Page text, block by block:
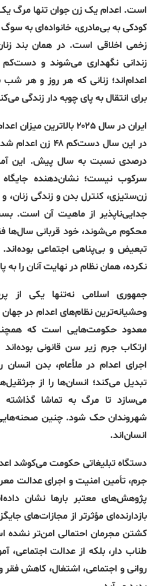
است. اعدام یک زن جوان تنها مرگ
کودکی به بی‌مادری، خانواده‌ای به
زخمی اخلاقی است.
زندانی نگهداری می‌شوند و
اعدام‌اند؛ زنانی که هر روز و هر
برای انتقال به پای چوبه دار زندگی
ایران در سال ۲۰۲۵ بالاترین میزان اعدام زنان در جهان را ثبت کرد
در این سال دست‌کم ۴۸ زن اعدام شدند
درصدی نسبت به سال پیش. این
سرکوب نیست؛ نشان‌دهنده
زن‌ستیزی، کنترل بدن و زندگی
جدایی‌ناپذیر از ماهیت آن است.
محکوم می‌شوند، خود قربانی سال‌ها
تبعیض و بی‌پناهی اجتماعی بوده‌اند.
نکرده، همان نظام در نهایت آنان را به
جمهوری اسلامی نه‌تنها یکی از
وحشیانه‌ترین نظام‌های اعدام در جهان
معدود حکومت‌هایی است که
ارتکاب جرم زیر سن قانونی بوده‌اند
اجرای اعدام در ملأعام، بدن
تبدیل می‌کند؛ انسان‌ها را از
می‌سازد تا مرگ به تماشا
شهروندان حک شود.چنین
انسان‌اند.
دستگاه تبلیغاتی حکومت می‌کوشد
جرم، تأمین امنیت و اجرای عدالت
پژوهش‌های معتبر بارها نشان
بازدارنده‌ای مؤثرتر از مجازات‌های
کشتن مجرمان احتمالی امن‌تر نشده
طناب دار، بلکه از عدالت اجتماعی،
روانی و اجتماعی، اشتغال، کاهش فقر